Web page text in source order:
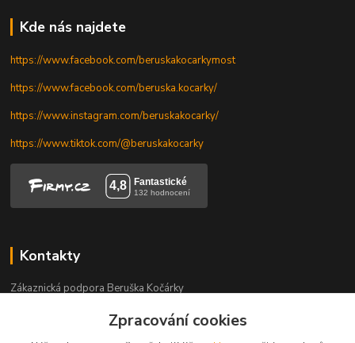
Kde nás najdete
https://www.facebook.com/beruskakocarkymost
https://www.facebook.com/beruska.kocarky/
https://www.instagram.com/beruskakocarky/
https://www.tiktok.com/@beruskakocarky
Kontakty
Zákaznická podpora Beruška Kočárky
Po-Pá 9-17.30 h, So 9-11.30 hZpracování cookies